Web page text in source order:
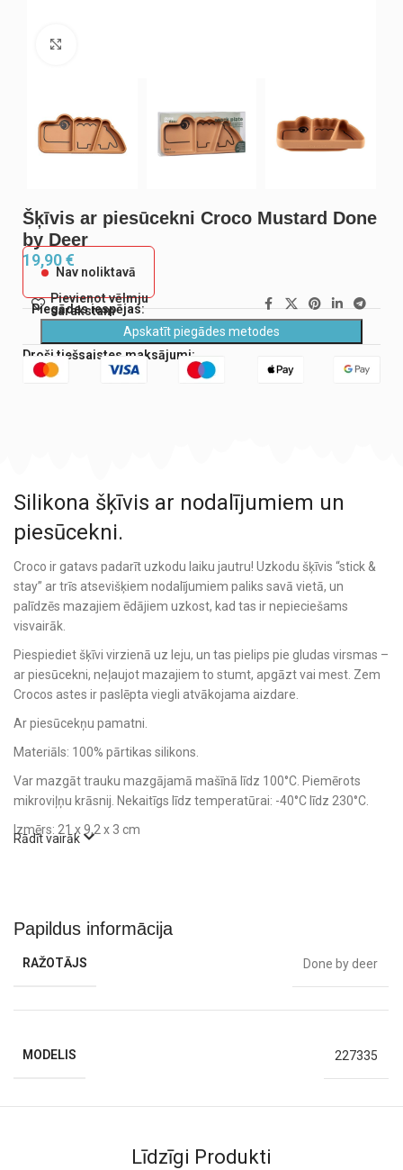
Šķīvis ar piesūcekni Croco Mustard Done
by Deer
19,90€
Nav noliktavā
Pievienot vēlmju
sarakstam
Piegādes iespējas:
Apskatīt piegādes metodes
Droši tiešsaistes maksājumi:
Silikona šķīvis ar nodalījumiem un
piesūcekni.
Croco ir gatavs padarīt uzkodu laiku jautru! Uzkodu šķīvis “stick &
stay” ar trīs atsevišķiem nodalījumiem paliks savā vietā, un
palīdzēs mazajiem ēdājiem uzkost, kad tas ir nepieciešams
visvairāk.
Piespiediet šķīvi virzienā uz leju, un tas pielips pie gludas virsmas –
ar piesūcekni, neļaujot mazajiem to stumt, apgāzt vai mest. Zem
Crocos astes ir paslēpta viegli atvākojama aizdare.
Ar piesūcekņu pamatni.
Materiāls: 100% pārtikas silikons.
Var mazgāt trauku mazgājamā mašīnā līdz 100°C. Piemērots
mikroviļņu krāsnij. Nekaitīgs līdz temperatūrai: -40°C līdz 230°C.
Izmērs: 21 x 9,2 x 3 cm
Rādīt vairāk
Papildus informācija
RAŽOTĀJS Done by deer
MODELIS 227335
Līdzīgi Produkti